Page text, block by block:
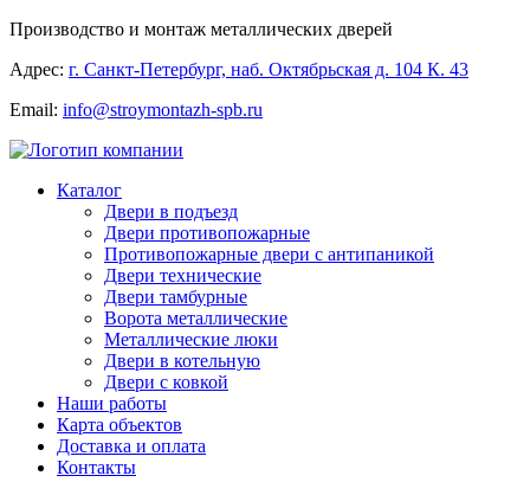
Производство и монтаж металлических дверей
Адрес: г. Санкт-Петербург, наб. Октябрьская д. 104 К. 43
Email: info@stroymontazh-spb.ru
Каталог
Двери в подъезд
Двери противопожарные
Противопожарные двери с антипаникой
Двери технические
Двери тамбурные
Ворота металлические
Металлические люки
Двери в котельную
Двери с ковкой
Наши работы
Карта объектов
Доставка и оплата
Контакты